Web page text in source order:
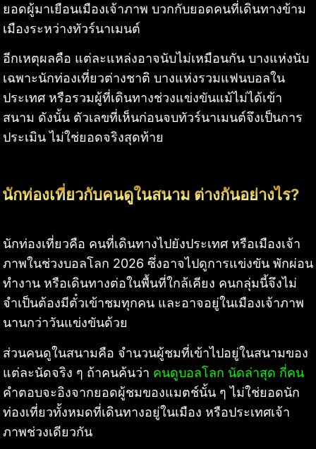
ยอดผู้มาเยือนเมืองเจ้าภาพ บวกกับยอดคนที่เดินทางข้าม
เมืองระหว่างทัวร์นาเมนต์
อีกเหตุผลคือ แต่ละแหล่งอาจนับไม่เหมือนกัน บางแห่งนับ
เฉพาะนักท่องเที่ยวต่างชาติ บางแห่งรวมแฟนบอลใน
ประเทศ หรือรวมผู้ที่เดินทางช่วงแข่งขันแม้ไม่ได้เข้า
สนาม ดังนั้น ตัวเลขที่เห็นก่อนจบทัวร์นาเมนต์จึงเป็นการ
ประเมิน ไม่ใช่ยอดจริงสุดท้าย
นักท่องเที่ยวกับคนดูในสนาม ต่างกันอย่างไร?
นักท่องเที่ยวคือ คนที่เดินทางไปยังประเทศ หรือเมืองเจ้า
ภาพในช่วงบอลโลก 2026 ซึ่งอาจไปดูการแข่งขัน พักผ่อน
ทำงาน หรือเดินทางต่อในพื้นที่ใกล้เคียง คนกลุ่มนี้จึงไม่
จำเป็นต้องมีตั๋วเข้าชมทุกคน และอาจอยู่ในเมืองเจ้าภาพ
นานกว่าวันแข่งขันด้วย
ส่วนคนดูในสนามคือ จำนวนผู้ชมที่เข้าไปอยู่ในสนามของ
แต่ละนัดจริง ๆ ถ้าคนค้นว่า คนดูบอลโลก นัดล่าสุด กี่คน
คำตอบจะอิงจากยอดผู้ชมของแมตช์นั้น ๆ ไม่ใช่ยอดนัก
ท่องเที่ยวทั้งหมดที่เดินทางอยู่ในเมือง หรือประเทศเจ้า
ภาพช่วงเดียวกัน